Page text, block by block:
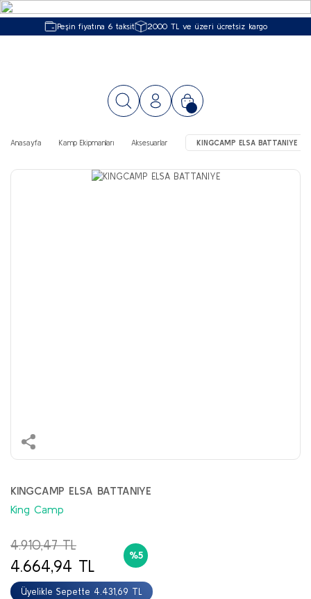
Peşin fiyatına 6 taksit 2000 TL ve üzeri ücretsiz kargo
Anasayfa Kamp Ekipmanları Aksesuarlar KINGCAMP ELSA BATTANIYE
KINGCAMP ELSA BATTANIYE
King Camp
4.910,47 TL
4.664,94 TL
Üyelikle Sepette 4.431,69 TL
%5